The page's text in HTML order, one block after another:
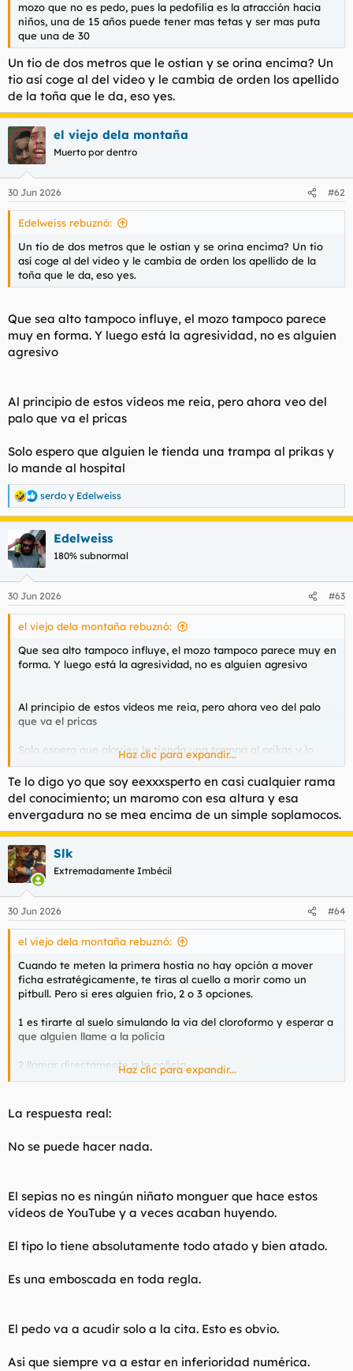
mozo que no es pedo, pues la pedofilia es la atracción hacia
niños, una de 15 años puede tener mas tetas y ser mas puta
que una de 30
Un tio de dos metros que le ostian y se orina encima? Un
tio así coge al del video y le cambia de orden los apellido
de la toña que le da, eso yes.
el viejo dela montaña
Muerto por dentro
30 Jun 2026 #62
Edelweiss rebuznó:
Un tio de dos metros que le ostian y se orina encima? Un tio
así coge al del video y le cambia de orden los apellido de la
toña que le da, eso yes.
Que sea alto tampoco influye, el mozo tampoco parece
muy en forma. Y luego está la agresividad, no es alguien
agresivo
Al principio de estos vídeos me reia, pero ahora veo del
palo que va el pricas
Solo espero que alguien le tienda una trampa al prikas y
lo mande al hospital
R
e
a
c
c
i
e
s
serdo y Edelweiss
Edelweiss
180% subnormal
30 Jun 2026 #63
el viejo dela montaña rebuznó:
Que sea alto tampoco influye, el mozo tampoco parece muy en
forma. Y luego está la agresividad, no es alguien agresivo
Al principio de estos vídeos me reia, pero ahora veo del palo
que va el pricas
Solo espero que alguien le tienda una trampa al prikas y lo
mande al hospital
Haz clic para expandir...
Te lo digo yo que soy eexxxsperto en casi cualquier rama
del conocimiento; un maromo con esa altura y esa
envergadura no se mea encima de un simple soplamocos.
Slk
Extremadamente Imbécil
30 Jun 2026 #64
el viejo dela montaña rebuznó:
Cuando te meten la primera hostia no hay opción a mover
ficha estratégicamente, te tiras al cuello a morir como un
pitbull. Pero si eres alguien frio, 2 o 3 opciones.
1 es tirarte al suelo simulando la via del cloroformo y esperar a
que alguien llame a la policia
2 llamar directamente a la policia
salir bien o muy mal
llamar cuando tenga al desgraciado descompuesto y sometido
demostrarlo, la policia no puede juzgar una conversacion de
wassap
vídeo, menudas pajas se hace le hijoputa
Haz clic para expandir...
La respuesta real:
No se puede hacer nada.
El sepias no es ningún niñato monguer que hace estos
vídeos de YouTube y a veces acaban huyendo.
El tipo lo tiene absolutamente todo atado y bien atado.
Es una emboscada en toda regla.
El pedo va a acudir solo a la cita. Esto es obvio.
Asi que siempre va a estar en inferioridad numérica.